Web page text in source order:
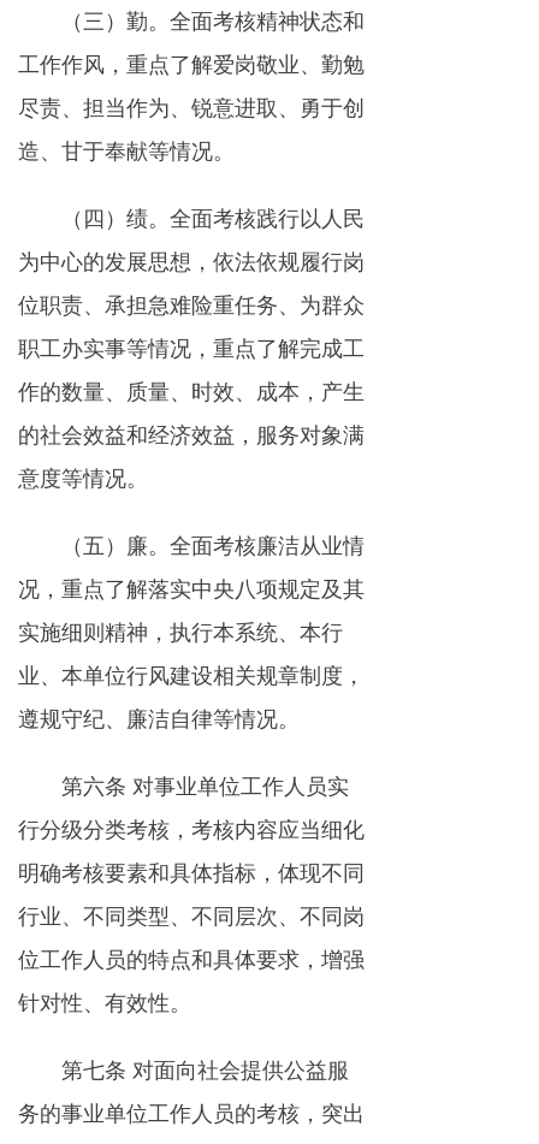
（三）勤。全面考核精神状态和
工作作风，重点了解爱岗敬业、勤勉
尽责、担当作为、锐意进取、勇于创
造、甘于奉献等情况。
（四）绩。全面考核践行以人民
为中心的发展思想，依法依规履行岗
位职责、承担急难险重任务、为群众
职工办实事等情况，重点了解完成工
作的数量、质量、时效、成本，产生
的社会效益和经济效益，服务对象满
意度等情况。
（五）廉。全面考核廉洁从业情
况，重点了解落实中央八项规定及其
实施细则精神，执行本系统、本行
业、本单位行风建设相关规章制度，
遵规守纪、廉洁自律等情况。
第六条 对事业单位工作人员实
行分级分类考核，考核内容应当细化
明确考核要素和具体指标，体现不同
行业、不同类型、不同层次、不同岗
位工作人员的特点和具体要求，增强
针对性、有效性。
第七条 对面向社会提供公益服
务的事业单位工作人员的考核，突出